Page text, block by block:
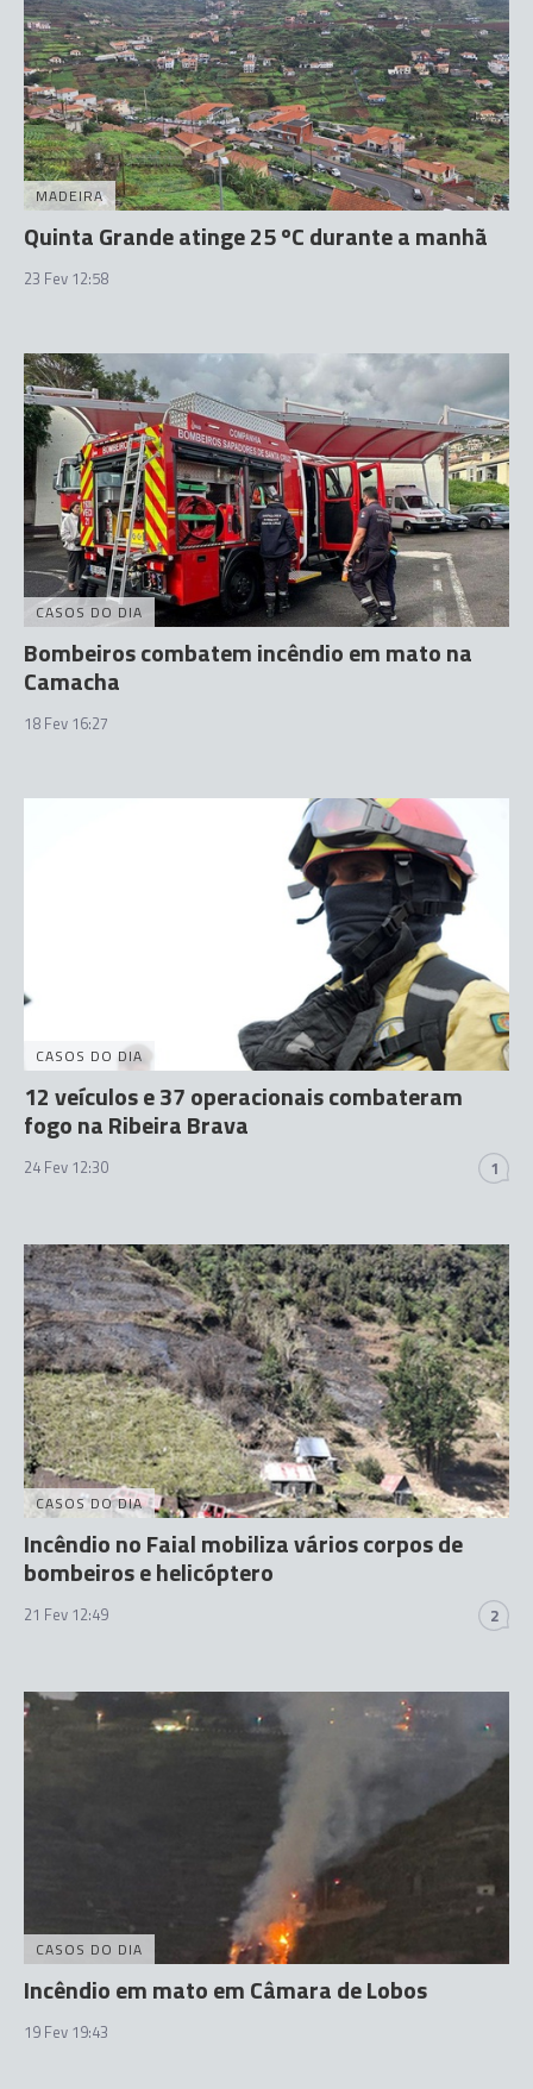
MADEIRA
Quinta Grande atinge 25 ºC durante a manhã
23 Fev 12:58
CASOS DO DIA
Bombeiros combatem incêndio em mato na
Camacha
18 Fev 16:27
CASOS DO DIA
12 veículos e 37 operacionais combateram
fogo na Ribeira Brava
24 Fev 12:30 1
CASOS DO DIA
Incêndio no Faial mobiliza vários corpos de
bombeiros e helicóptero
21 Fev 12:49 2
CASOS DO DIA
Incêndio em mato em Câmara de Lobos
19 Fev 19:43